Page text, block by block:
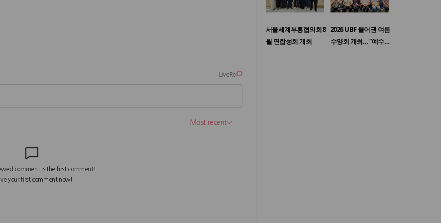
서울세계부흥협의회 8
월 연합성회 개최
2026 UBF 불어권 여름
수양회 개최… “예수…